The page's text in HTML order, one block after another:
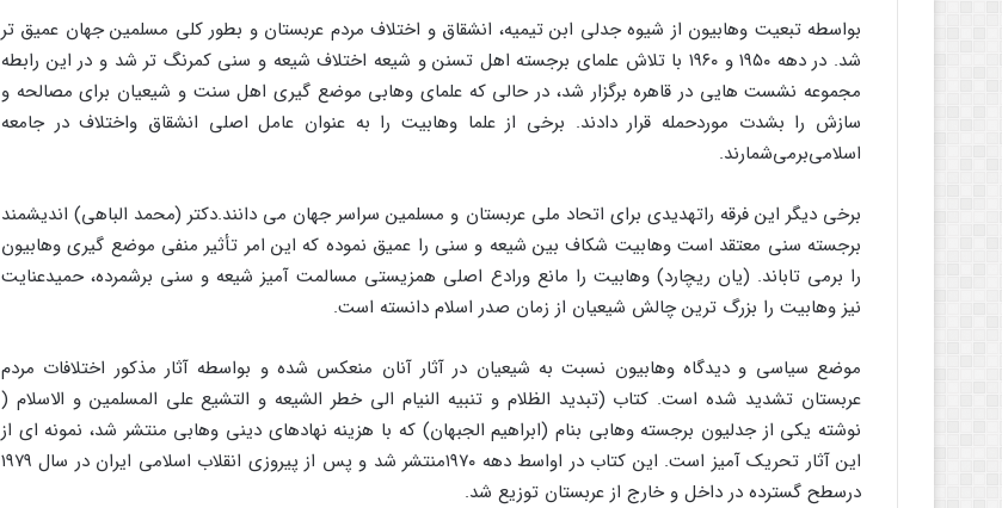
بواسطه تبعیت وهابیون از شیوه جدلی ابن تیمیه، انشقاق و اختلاف مردم عربستان و بطور کلی مسلمین جهان عمیق تر
شد. در دهه ۱۹۵۰ و ۱۹۶۰ با تلاش علمای برجسته اهل تسنن و شیعه اختلاف شیعه و سنی کمرنگ تر شد و در این رابطه
مجموعه نشست هایی در قاهره برگزار شد، در حالی که علمای وهابی موضع گیری اهل سنت و شیعیان برای مصالحه و
سازش را بشدت موردحمله قرار دادند. برخی از علما وهابیت را به عنوان عامل اصلی انشقاق واختلاف در جامعه
اسلامی‌برمی‌شمارند.
برخی دیگر این فرقه راتهدیدی برای اتحاد ملی عربستان و مسلمین سراسر جهان می دانند.دکتر (محمد الباهی) اندیشمند
برجسته سنی معتقد است وهابیت شکاف بین شیعه و سنی را عمیق نموده که این امر تأثیر منفی موضع گیری وهابیون
را برمی تاباند. (یان ریچارد) وهابیت را مانع ورادع اصلی همزیستی مسالمت آمیز شیعه و سنی برشمرده، حمیدعنایت
نیز وهابیت را بزرگ ترین چالش شیعیان از زمان صدر اسلام دانسته است.
موضع سیاسی و دیدگاه وهابیون نسبت به شیعیان در آثار آنان منعکس شده و بواسطه آثار مذکور اختلافات مردم
عربستان تشدید شده است. کتاب (تبدید الظلام و تنبیه النیام الی خطر الشیعه و التشیع علی المسلمین و الاسلام (
نوشته یکی از جدلیون برجسته وهابی بنام (ابراهیم الجبهان) که با هزینه نهادهای دینی وهابی منتشر شد، نمونه ای از
این آثار تحریک آمیز است. این کتاب در اواسط دهه ۱۹۷۰منتشر شد و پس از پیروزی انقلاب اسلامی ایران در سال ۱۹۷۹
درسطح گسترده در داخل و خارج از عربستان توزیع شد.